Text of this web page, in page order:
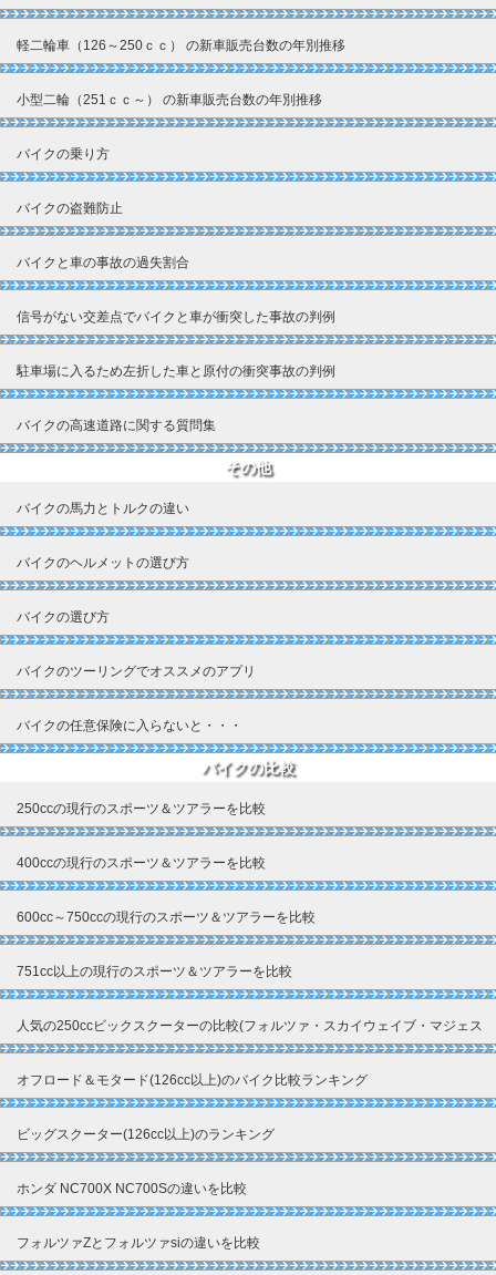
軽二輪車（126～250ｃｃ） の新車販売台数の年別推移
小型二輪（251ｃｃ～） の新車販売台数の年別推移
バイクの乗り方
バイクの盗難防止
バイクと車の事故の過失割合
信号がない交差点でバイクと車が衝突した事故の判例
駐車場に入るため左折した車と原付の衝突事故の判例
バイクの高速道路に関する質問集
その他
バイクの馬力とトルクの違い
バイクのヘルメットの選び方
バイクの選び方
バイクのツーリングでオススメのアプリ
バイクの任意保険に入らないと・・・
バイクの比較
250ccの現行のスポーツ＆ツアラーを比較
400ccの現行のスポーツ＆ツアラーを比較
600cc～750ccの現行のスポーツ＆ツアラーを比較
751cc以上の現行のスポーツ＆ツアラーを比較
人気の250ccビックスクーターの比較(フォルツァ・スカイウェイブ・マジェス
ティ)
オフロード＆モタード(126cc以上)のバイク比較ランキング
ビッグスクーター(126cc以上)のランキング
ホンダ NC700X NC700Sの違いを比較
フォルツァZとフォルツァsiの違いを比較